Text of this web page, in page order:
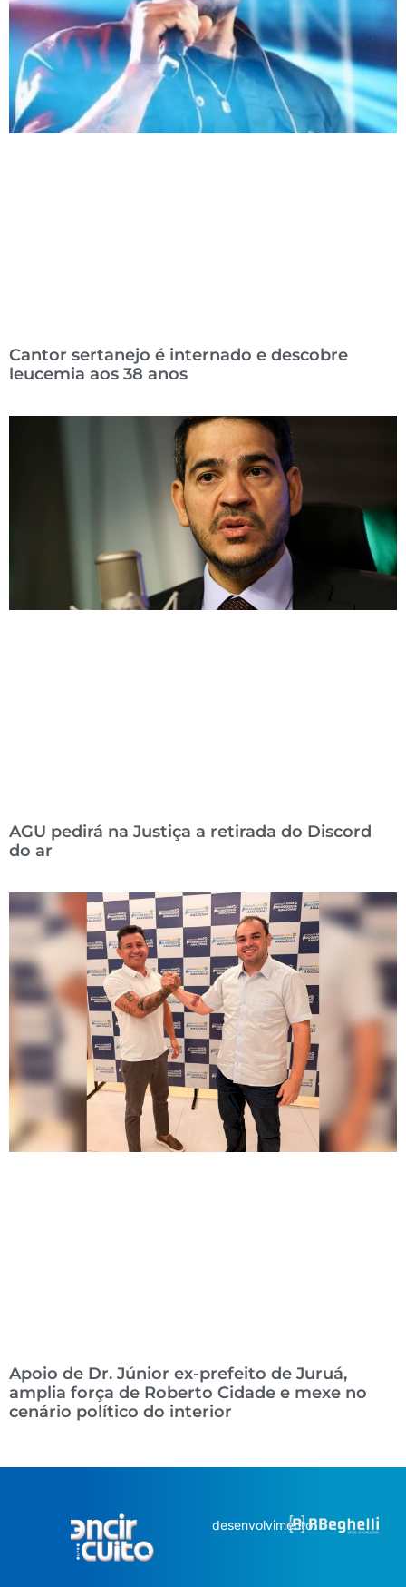
Cantor sertanejo é internado e descobre
leucemia aos 38 anos
AGU pedirá na Justiça a retirada do Discord
do ar
Apoio de Dr. Júnior ex-prefeito de Juruá,
amplia força de Roberto Cidade e mexe no
cenário político do interior
desenvolvimento: